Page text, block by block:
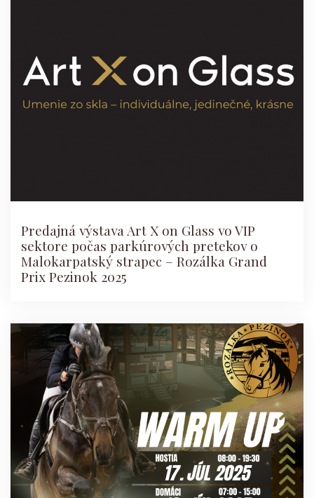
Predajná výstava Art X on Glass vo VIP
sektore počas parkúrových pretekov o
Malokarpatský strapec – Rozálka Grand
Prix Pezinok 2025